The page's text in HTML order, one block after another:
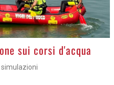
sui corsi d'acqua